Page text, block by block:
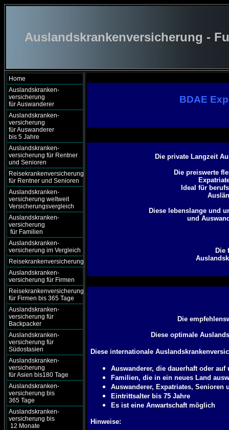
Auslandskrankenversicherung -
Home
Auslandskranken-
versicherung
für Auswanderer
Auslandskranken-
versicherung
für Auswanderer
bis 5 Jahre
Auslandskranken-
versicherung für Rentner
und Senioren
Reisekrankenversicherung
für Rentner und Senioren
Auslandskranken-
versicherung weltweit
Versicherungsvergleich
Auslandskranken-
versicherung
für Familien
Auslandskranken-
versicherung im Vergleich
Reisekrankenversicherung
Auslandskranken-
versicherung für Firmen
Reisekrankenversicherung
für Firmen bis 365 Tage
Auslandskranken-
versicherung für
Backpacker
Auslandskranken-
versicherung für
Südostasien
Auslandskranken-
versicherung
für Asien bis180 Tage
Auslandskranken-
versicherung bis
365 Tage
Auslandskranken-
versicherung bis
12 Monate
BDAE
Die private Langzeit
Die preiswerte
Ideal für
Diese lebenslange und
und
Die
Die
Diese optimale
Diese internationale
Auswanderer, die dauerhaft oder
Familien, die in ein neues Land
Auswanderer, Expatriates, Senioren
Eintrittsalter bis 75 Jahre
Es ist eine Anwartschaft möglich
Hinweise: